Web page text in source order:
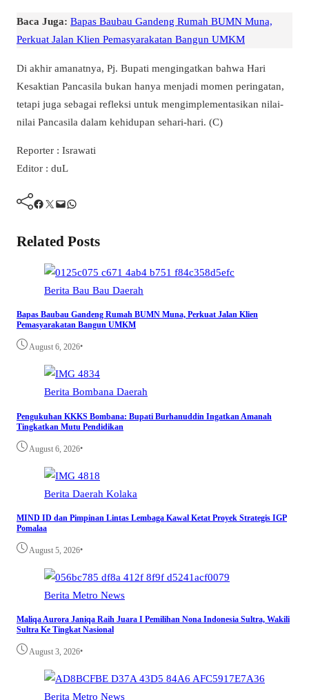
Baca Juga: Bapas Baubau Gandeng Rumah BUMN Muna,
Perkuat Jalan Klien Pemasyarakatan Bangun UMKM
Di akhir amanatnya, Pj. Bupati mengingatkan bahwa Hari
Kesaktian Pancasila bukan hanya menjadi momen peringatan,
tetapi juga sebagai refleksi untuk mengimplementasikan nilai-
nilai Pancasila dalam kehidupan sehari-hari. (C)
Reporter : Israwati
Editor : duL
Facebook Twitter Mail WhatsApp
Related Posts
Berita Bau Bau Daerah
Bapas Baubau Gandeng Rumah BUMN Muna, Perkuat Jalan Klien
Pemasyarakatan Bangun UMKM
August 6, 2026•
Berita Bombana Daerah
Pengukuhan KKKS Bombana: Bupati Burhanuddin Ingatkan Amanah
Tingkatkan Mutu Pendidikan
August 6, 2026•
Berita Daerah Kolaka
MIND ID dan Pimpinan Lintas Lembaga Kawal Ketat Proyek Strategis IGP
Pomalaa
August 5, 2026•
Berita Metro News
Maliqa Aurora Janiqa Raih Juara I Pemilihan Nona Indonesia Sultra, Wakili
Sultra Ke Tingkat Nasional
August 3, 2026•
Berita Metro News